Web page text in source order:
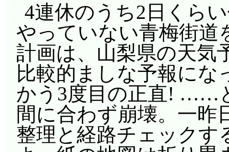
4連休のうち2日くら
やっていない青梅街
計画は、山梨県の天気
比較的ましな予報にな
かう3度目の正直! ……
間に合わず崩壊。一昨
整理と経路チェックす